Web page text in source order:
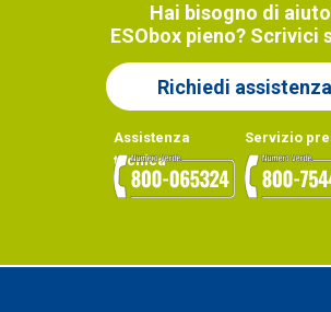
Hai bisogno di
ESObox pieno? Scrivici
Richiedi assistenza
Assistenza
tecnica
Servizio